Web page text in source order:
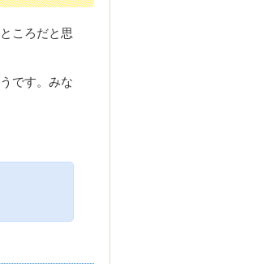
ころだと思
です。みな